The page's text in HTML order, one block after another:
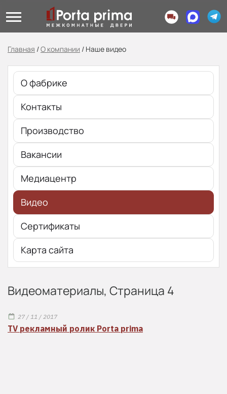
Главная /О компании / Наше видео
О фабрике
Контакты
Производство
Вакансии
Медиацентр
Видео
Сертификаты
Карта сайта
Видеоматериалы, Страница 4
27 / 11 / 2017
TV рекламный ролик Porta prima